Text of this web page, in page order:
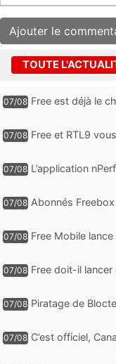
TOUTE
07/08 Free est déjà le
07/08 Free et RTL9
07/08 L’application
07/08 Abonnés
07/08 Free Mobile
cadeaux
07/08 Free doit-il lancer
07/08 Piratage de
07/08 C’est officiel,